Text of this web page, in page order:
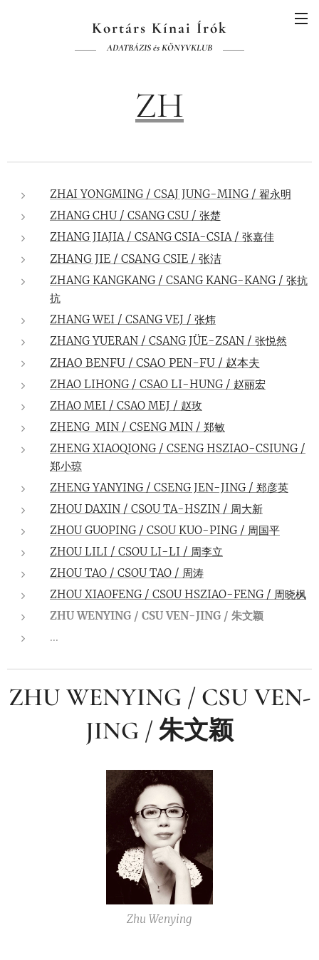
Kortárs Kínai Írók
ADATBÁZIS és KÖNYVKLUB
ZH
ZHAI YONGMING / CSAJ JUNG-MING / 翟永明
ZHANG CHU / CSANG CSU / 张楚
ZHANG JIAJIA / CSANG CSIA-CSIA / 张嘉佳
ZHANG JIE / CSANG CSIE / 张洁
ZHANG KANGKANG / CSANG KANG-KANG / 张抗
抗
ZHANG WEI / CSANG VEJ / 张炜
ZHANG YUERAN / CSANG JÜE-ZSAN / 张悦然
ZHAO BENFU / CSAO PEN-FU / 赵本夫
ZHAO LIHONG / CSAO LI-HUNG / 赵丽宏
ZHAO MEI / CSAO MEJ / 赵玫
ZHENG MIN / CSENG MIN / 郑敏
ZHENG XIAOQIONG / CSENG HSZIAO-CSIUNG /
郑小琼
ZHENG YANYING / CSENG JEN-JING / 郑彦英
ZHOU DAXIN / CSOU TA-HSZIN / 周大新
ZHOU GUOPING / CSOU KUO-PING / 周国平
ZHOU LILI / CSOU LI-LI / 周李立
ZHOU TAO / CSOU TAO / 周涛
ZHOU XIAOFENG / CSOU HSZIAO-FENG / 周晓枫
ZHU WENYING / CSU VEN-JING / 朱文颖
...
ZHU WENYING / CSU VEN-
JING / 朱文颖
Zhu Wenying